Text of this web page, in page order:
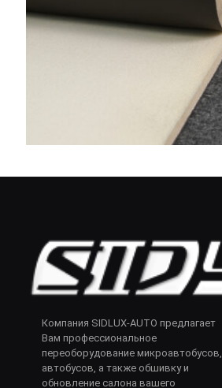
Компания SIDLUX-AUTO предлагает
Вам профессиональное
переоборудование микроавтобусов,
автобусов, а также обшивку и
обновление салона вашего